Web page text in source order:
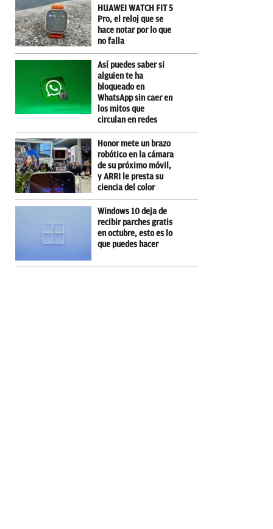
HUAWEI WATCH FIT 5
Pro, el reloj que se
hace notar por lo que
no falla
Así puedes saber si
alguien te ha
bloqueado en
WhatsApp sin caer en
los mitos que
circulan en redes
Honor mete un brazo
robótico en la cámara
de su próximo móvil,
y ARRI le presta su
ciencia del color
Windows 10 deja de
recibir parches gratis
en octubre, esto es lo
que puedes hacer